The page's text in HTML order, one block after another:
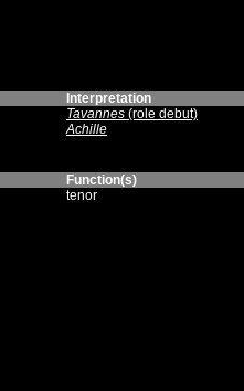
Interpretation
Tavannes (role debut)
Achille
Function(s)
tenor